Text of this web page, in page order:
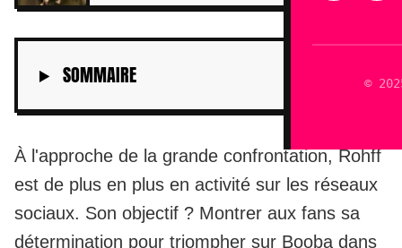
©
SOMMAIRE
À l'approche de la grande confrontation, Rohff
est de plus en plus en activité sur les réseaux
sociaux. Son objectif ? Montrer aux fans sa
détermination pour triompher sur Booba dans